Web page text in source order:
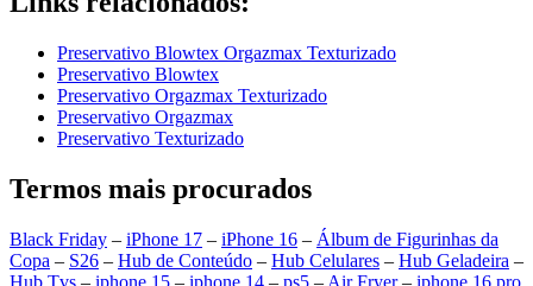
Preservativo Blowtex Orgazmax Texturizado
Preservativo Blowtex
Preservativo Orgazmax Texturizado
Preservativo Orgazmax
Preservativo Texturizado
Termos mais procurados
Black Friday – iPhone 17 – iPhone 16 – Álbum de Figurinhas da
Copa – S26 – Hub de Conteúdo – Hub Celulares – Hub Geladeira –
Hub Tvs – iphone 15 – iphone 14 – ps5 – Air Fryer– iphone 16 pro